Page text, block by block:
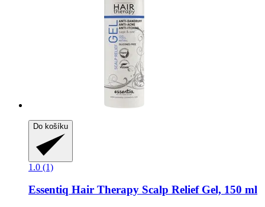
Do košíku
1.0 (1)
Essentiq Hair Therapy Scalp Relief Gel, 150 ml